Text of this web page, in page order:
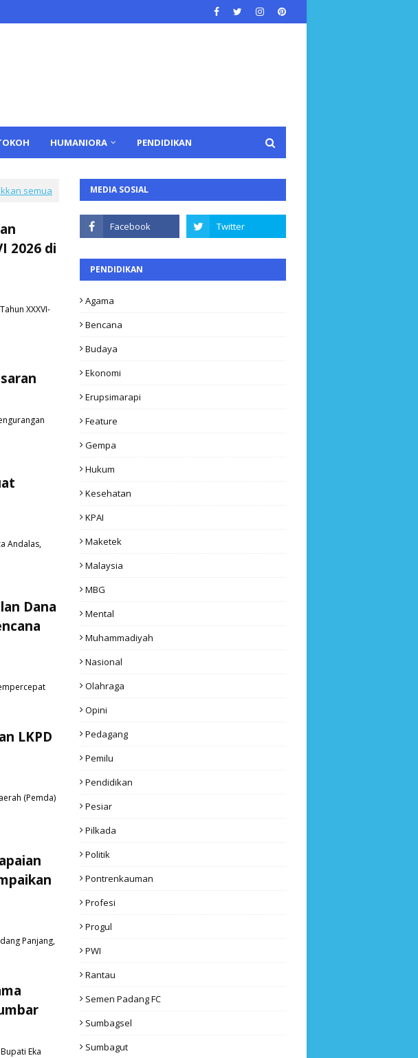
HUMANIORA PENDIDIKAN
semua
2026 di
XXXVI-
Andalas,
Dana
LKPD
(Pemda)
Panjang,
Eka
MEDIA SOSIAL
PENDIDIKAN
Agama
Bencana
Budaya
Ekonomi
Erupsimarapi
Feature
Gempa
Hukum
Kesehatan
KPAI
Maketek
Malaysia
MBG
Mental
Muhammadiyah
Nasional
Olahraga
Opini
Pedagang
Pemilu
Pendidikan
Pesiar
Pilkada
Politik
Pontrenkauman
Profesi
Progul
PWI
Rantau
Semen Padang FC
Sumbagsel
Sumbagut